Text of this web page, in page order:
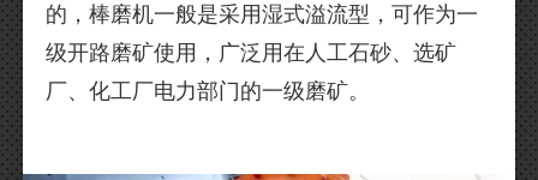
的，棒磨机一般是采用湿式溢流型，可作为一
级开路磨矿使用，广泛用在人工石砂、选矿
厂、化工厂电力部门的一级磨矿。